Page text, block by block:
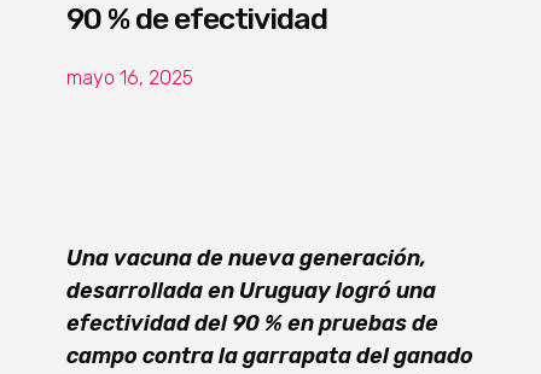
90 % de efectividad
mayo 16, 2025
Una vacuna de nueva generación,
desarrollada en Uruguay logró una
efectividad del 90 % en pruebas de
campo contra la garrapata del ganado